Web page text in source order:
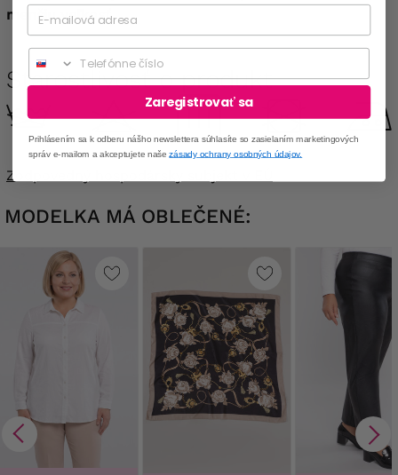
menšiu veľkosť.
Starostlivosť o produkt
Zodpovedný hospodársky subjekt v EÚ
MODELKA MÁ OBLEČENÉ:
Zaregistrovať sa
Prihlásením sa k odberu nášho newslettera súhlasíte so zasielaním marketingových
správ e-mailom a akceptujete našezásady ochrany osobných údajov.